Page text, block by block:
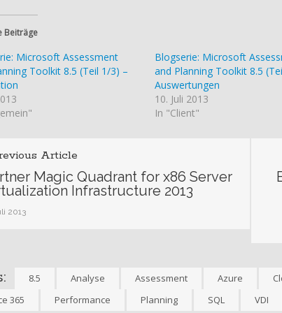
Beiträge
Microsoft Assessment
Toolkit 8.5 (Teil 1/3) –
Blogserie: Microsoft
and Planning Toolkit 8.5
Auswertungen
10. Juli 2013
In "Client"
Article
Magic Quadrant for x86 Server
Infrastructure 2013
2013
8.5 Analyse Assessment Azure
365
Performance Planning SQL VDI